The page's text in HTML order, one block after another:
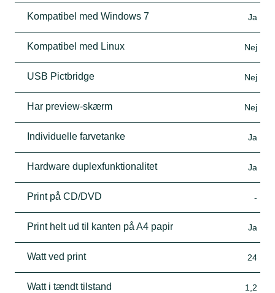
Kompatibel med Windows 7 Ja
Kompatibel med Linux Nej
USB Pictbridge Nej
Har preview-skærm Nej
Individuelle farvetanke Ja
Hardware duplexfunktionalitet Ja
Print på CD/DVD -
Print helt ud til kanten på A4 papir Ja
Watt ved print 24
Watt i tændt tilstand 1,2